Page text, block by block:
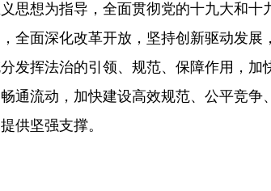
思想为指导，全面贯彻党的十九大和
全面深化改革开放，坚持创新驱动发
发挥法治的引领、规范、保障作用，
通流动，加快建设高效规范、公平竞
供坚强支撑。